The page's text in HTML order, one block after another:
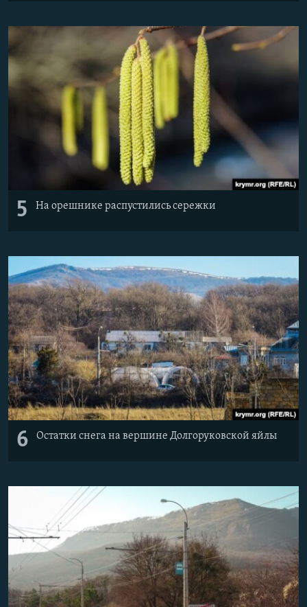
5 На орешнике распустились сережки
6 Остатки снега на вершине Долгоруковской яйлы